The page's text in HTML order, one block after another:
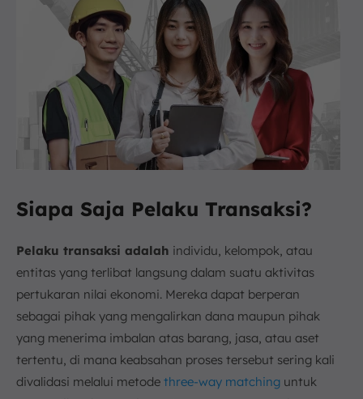
Siapa Saja Pelaku Transaksi?
Pelaku transaksi adalah individu, kelompok, atau
entitas yang terlibat langsung dalam suatu aktivitas
pertukaran nilai ekonomi. Mereka dapat berperan
sebagai pihak yang mengalirkan dana maupun pihak
yang menerima imbalan atas barang, jasa, atau aset
tertentu, di mana keabsahan proses tersebut sering kali
divalidasi melalui metode three-way matching untuk